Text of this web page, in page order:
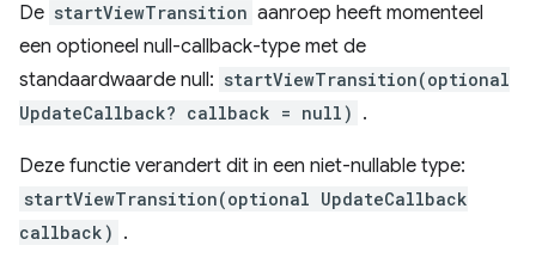
De startViewTransition aanroep heeft momenteel
een optioneel null-callback-type met de
standaardwaarde null: startViewTransition(optional
UpdateCallback? callback = null) .
Deze functie verandert dit in een niet-nullable type:
startViewTransition(optional UpdateCallback
callback) .